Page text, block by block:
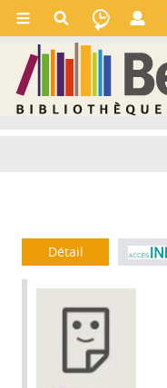
Détail